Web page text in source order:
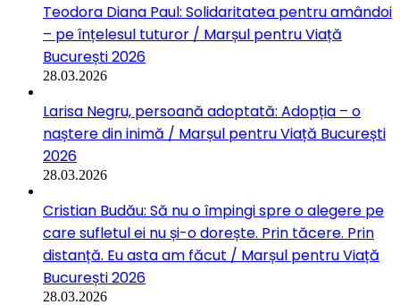
Teodora Diana Paul: Solidaritatea pentru amândoi
– pe înțelesul tuturor / Marșul pentru Viață
București 2026
28.03.2026
Larisa Negru, persoană adoptată: Adopția – o
naștere din inimă / Marșul pentru Viață București
2026
28.03.2026
Cristian Budău: Să nu o împingi spre o alegere pe
care sufletul ei nu și-o dorește. Prin tăcere. Prin
distanță. Eu asta am făcut / Marșul pentru Viață
București 2026
28.03.2026